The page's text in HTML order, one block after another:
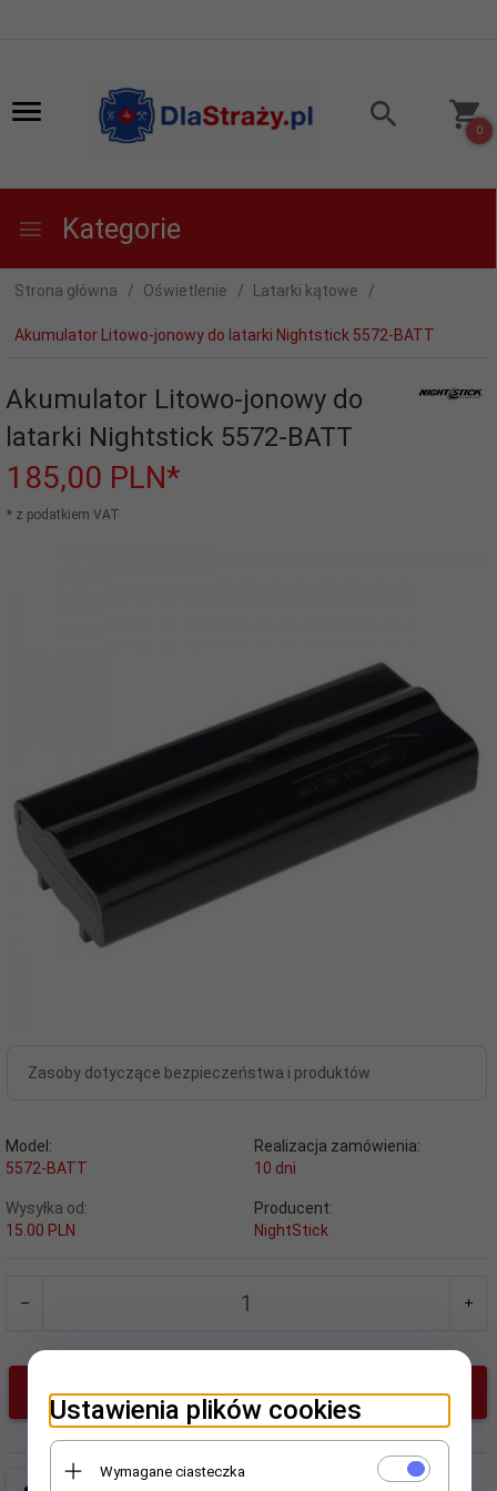
0
Kategorie
Strona główna Oświetlenie Latarki kątowe
Akumulator Litowo-jonowy do latarki Nightstick 5572-BATT
Akumulator Litowo-jonowy do
latarki Nightstick 5572-BATT
185,00 PLN*
* z podatkiem VAT
Zasoby dotyczące bezpieczeństwa i produktów
Model:
5572-BATT
Realizacja zamówienia:
10 dni
Wysyłka od:
15.00 PLN
Producent:
NightStick
KUP TERAZ!
Ustawienia plików cookies
Wymagane ciasteczka